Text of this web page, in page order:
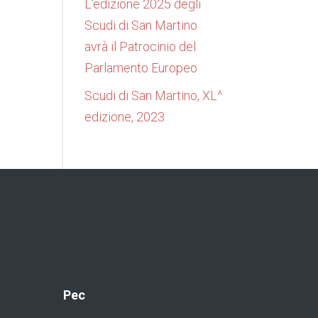
L’edizione 2025 degli
Scudi di San Martino
avrà il Patrocinio del
Parlamento Europeo
Scudi di San Martino, XL^
edizione, 2023
Pec